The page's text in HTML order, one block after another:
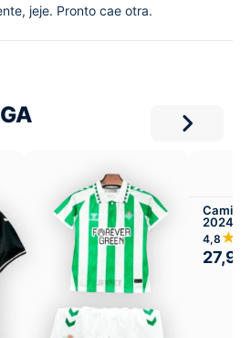
jeje. Pronto cae otra.
2024-
Infantil
4,8
27,99